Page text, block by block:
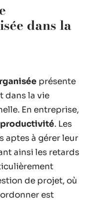
dans la
présente
dans la vie
En entreprise,
productivité. Les
aptes à gérer leur
ainsi les retards
de projet, où
est